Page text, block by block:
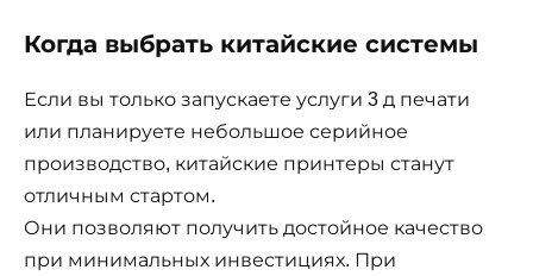
Когда выбрать китайские системы
Если вы только запускаете услуги 3 д печати
или планируете небольшое серийное
производство, китайские принтеры станут
отличным стартом.
Они позволяют получить достойное качество
при минимальных инвестициях. При